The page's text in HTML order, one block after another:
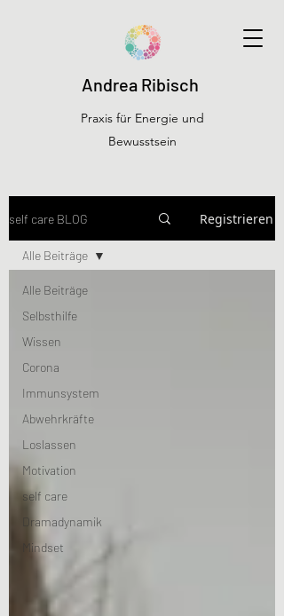
Andrea Ribisch
Praxis für Energie und
Bewusstsein
self care BLOG Registrieren
Alle Beiträge
Selbsthilfe
Wissen
Corona
Immunsystem
Abwehrkräfte
Loslassen
Motivation
self care
Dramadynamik
Mindset
Alle Beiträge